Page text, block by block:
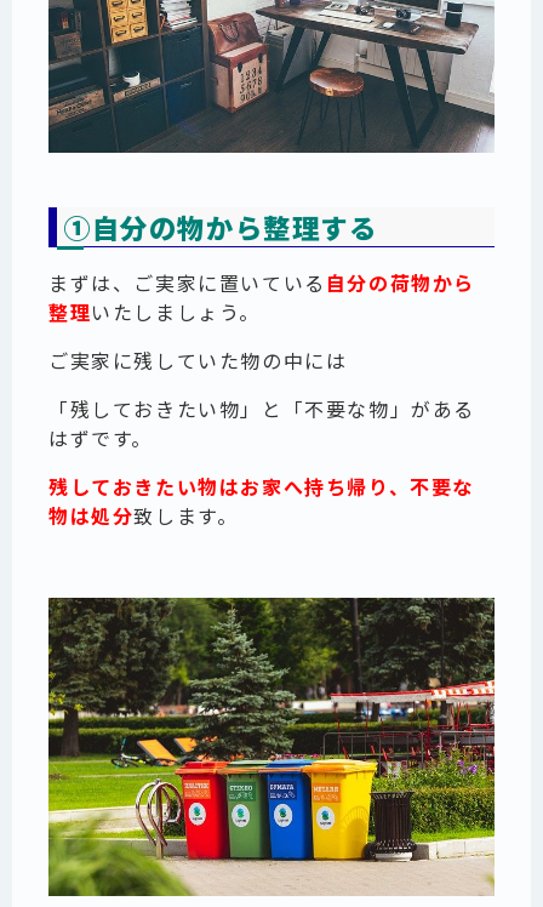
①自分の物から整理する
まずは、ご実家に置いている 自分の荷物から
整理いたしましょう。
ご実家に残していた物の中には
「残しておきたい物」と「不要な物」がある
はずです。
残しておきたい物はお家へ持ち帰り、不要な
物は処分致します。